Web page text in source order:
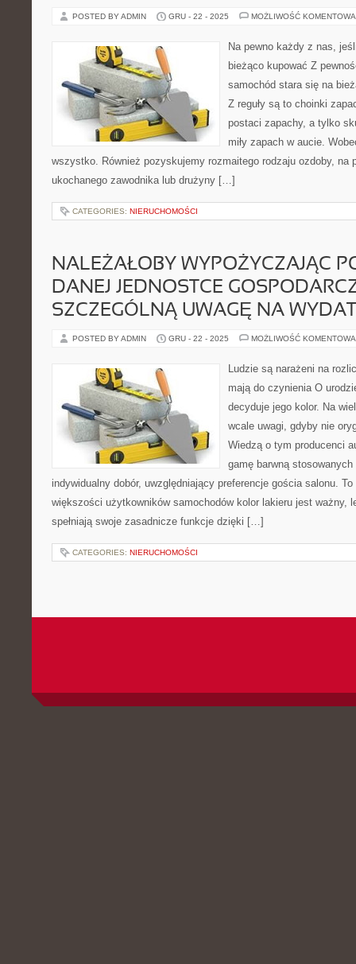
POSTED BY ADMIN GRU - 22 - 2025 MOŻLIWOŚĆ
Na pewno każdy z nas,
bieżąco kupować Z
samochód stara się na
Z reguły są to choinki
postaci zapachy, a tylko
miły zapach w aucie.
wszystko. Również pozyskujemy rozmaitego rodzaju ozdoby, na
ukochanego zawodnika lub drużyny […]
CATEGORIES: NIERUCHOMOŚCI
NALEŻAŁOBY WYPOŻYCZAJĄC
DANEJ JEDNOSTCE
SZCZEGÓLNĄ UWAGĘ NA
POSTED BY ADMIN GRU - 22 - 2025 MOŻLIWOŚĆ
Ludzie są narażeni na
mają do czynienia O
decyduje jego kolor. Na
wcale uwagi, gdyby nie
Wiedzą o tym producenci
gamę barwną
indywidualny dobór, uwzględniający preferencje gościa salonu. To
większości użytkowników samochodów kolor lakieru jest ważny,
spełniają swoje zasadnicze funkcje dzięki […]
CATEGORIES: NIERUCHOMOŚCI